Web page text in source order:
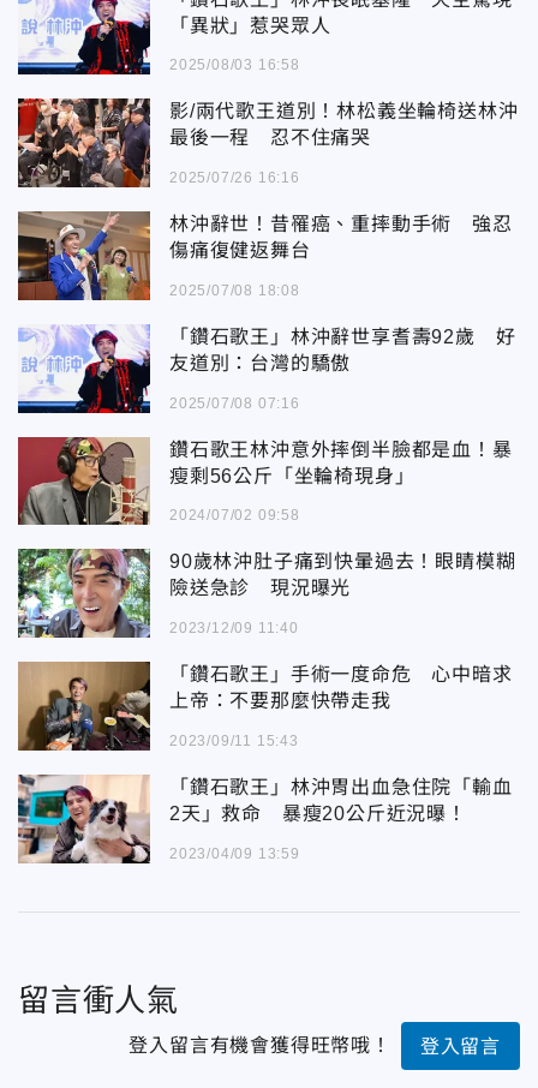
「異狀」惹哭眾人
2025/08/03 16:58
影/兩代歌王道別！林松義坐輪椅送林沖
最後一程 忍不住痛哭
2025/07/26 16:16
林沖辭世！昔罹癌、重摔動手術 強忍
傷痛復健返舞台
2025/07/08 18:08
「鑽石歌王」林沖辭世享耆壽92歲 好
友道別：台灣的驕傲
2025/07/08 07:16
鑽石歌王林沖意外摔倒半臉都是血！暴
瘦剩56公斤「坐輪椅現身」
2024/07/02 09:58
90歲林沖肚子痛到快暈過去！眼睛模糊
險送急診 現況曝光
2023/12/09 11:40
「鑽石歌王」手術一度命危 心中暗求
上帝：不要那麼快帶走我
2023/09/11 15:43
「鑽石歌王」林沖胃出血急住院「輸血
2天」救命 暴瘦20公斤近況曝！
2023/04/09 13:59
留言衝人氣
登入留言有機會獲得旺幣哦！ 登入留言